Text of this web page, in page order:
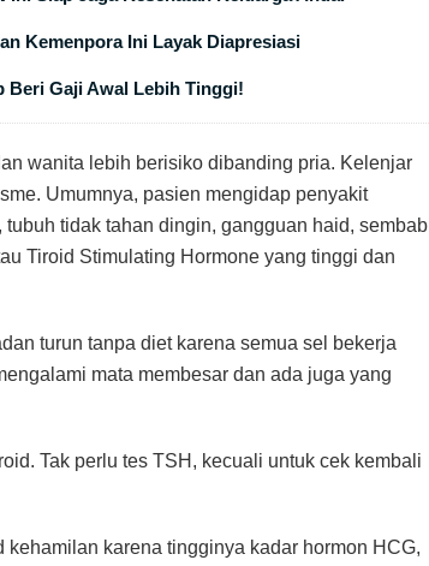
Kemenpora Ini Layak Diapresiasi
Beri Gaji Awal Lebih Tinggi!
wanita lebih berisiko dibanding pria. Kelenjar
Umumnya, pasien mengidap penyakit
tidak tahan dingin, gangguan haid, sembab
Tiroid Stimulating Hormone yang tinggi dan
turun tanpa diet karena semua sel bekerja
mata membesar dan ada juga yang
Tak perlu tes TSH, kecuali untuk cek kembali
karena tingginya kadar hormon HCG,